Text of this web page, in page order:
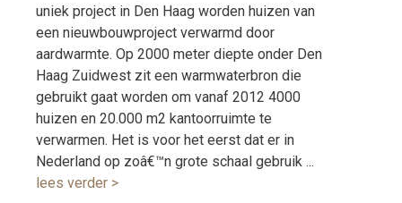
uniek project in Den Haag worden huizen van
een nieuwbouwproject verwarmd door
aardwarmte. Op 2000 meter diepte onder Den
Haag Zuidwest zit een warmwaterbron die
gebruikt gaat worden om vanaf 2012 4000
huizen en 20.000 m2 kantoorruimte te
verwarmen. Het is voor het eerst dat er in
Nederland op zoâ€™n grote schaal gebruik ...
lees verder >